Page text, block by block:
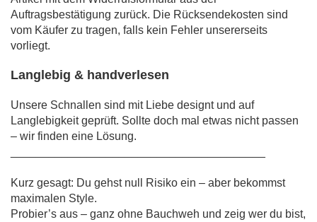
Auftragsbestätigung zurück. Die Rücksendekosten sind
vom Käufer zu tragen, falls kein Fehler unsererseits
vorliegt.
Langlebig & handverlesen
Unsere Schnallen sind mit Liebe designt und auf
Langlebigkeit geprüft. Sollte doch mal etwas nicht passen
– wir finden eine Lösung.
Kurz gesagt: Du gehst null Risiko ein – aber bekommst
maximalen Style.
Probier’s aus – ganz ohne Bauchweh und zeig wer du bist,